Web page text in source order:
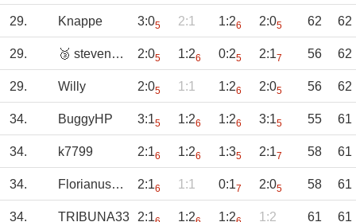
29. Knappe 3:05 2:1 1:26 2:05 62 62
29. 🥉 stevenomen 2:05 1:26 0:25 2:17 56 62
29. Willy 2:05 1:1 1:26 2:05 56 62
34. BuggyHP 3:15 1:26 1:26 3:15 55 61
34. k7799 2:16 1:26 1:35 2:17 58 61
34. Florianus2000 2:16 1:1 0:17 2:05 58 61
34. TRIBUNA33 2:1 1:2 1:2 1:2 61 61